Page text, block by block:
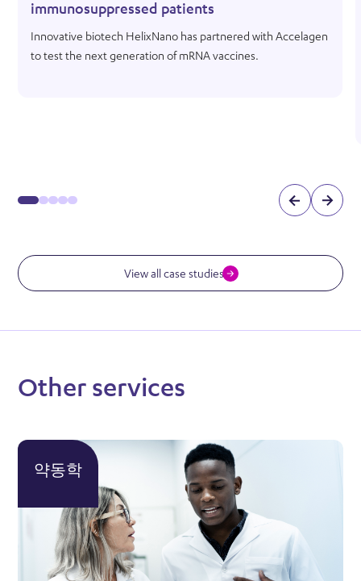
immunosuppressed patients
Innovative biotech HelixNano has partnered with Accelagen
to test the next generation of mRNA vaccines.
View all case studies
Other services
약동학